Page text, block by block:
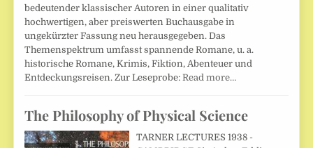
bedeutender klassischer Autoren in einer qualitativ
hochwertigen, aber preiswerten Buchausgabe in
ungekürzter Fassung neu herausgegeben. Das
Themenspektrum umfasst spannende Romane, u. a.
historische Romane, Krimis, Fiktion, Abenteuer und
Entdeckungsreisen. Zur Leseprobe:Read more…
The Philosophy of Physical Science
TARNER LECTURES 1938 -